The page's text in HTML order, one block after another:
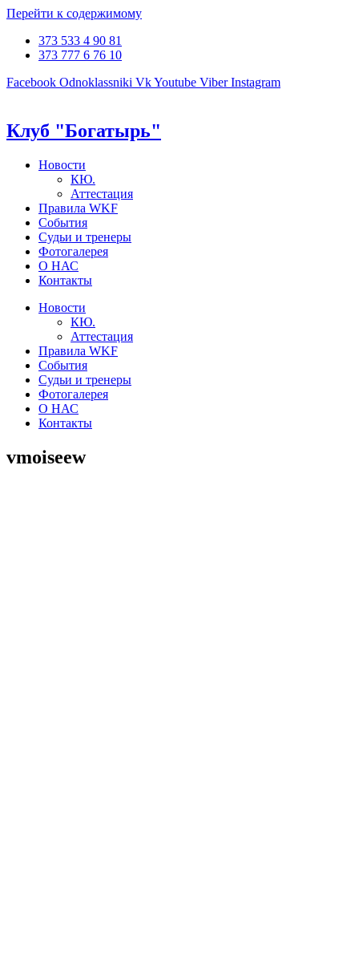
Перейти к содержимому
373 533 4 90 81
373 777 6 76 10
Facebook Odnoklassniki VkYoutube Viber Instagram
Клуб "Богатырь"
Новости
КЮ.
Аттестация
Правила WKF
События
Судьи и тренеры
Фотогалерея
О НАС
Контакты
Новости
КЮ.
Аттестация
Правила WKF
События
Судьи и тренеры
Фотогалерея
О НАС
Контакты
vmoiseew